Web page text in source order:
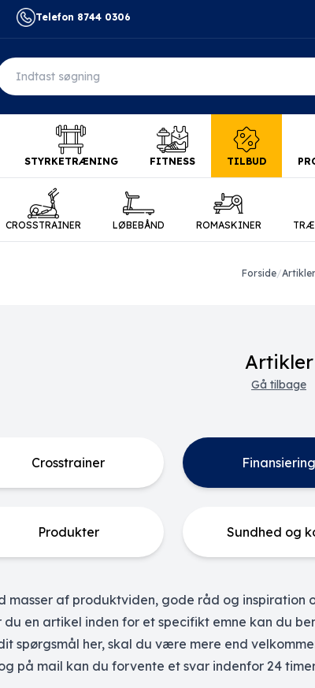
Telefon 8744 0306
STYRKETRÆNING FITNESS TILBUD
CROSSTRAINER LØBEBÅND ROMASKINER
Forside/Artikler
Artikler
Gå tilbage
Crosstrainer Finansiering
Produkter Sundhed og
masser af produktviden, gode råd og inspiration
du en artikel inden for et specifikt emne kan du
spørgsmål her, skal du være mere end
på mail kan du forvente et svar indenfor 24